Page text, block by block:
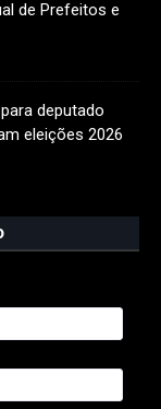
de Prefeitos e
deputado
eleições 2026